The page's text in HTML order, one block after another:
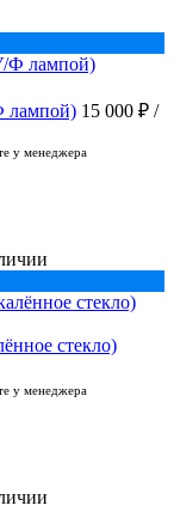
лампой) 15 000 ₽ /
у менеджера
стекло)
у менеджера